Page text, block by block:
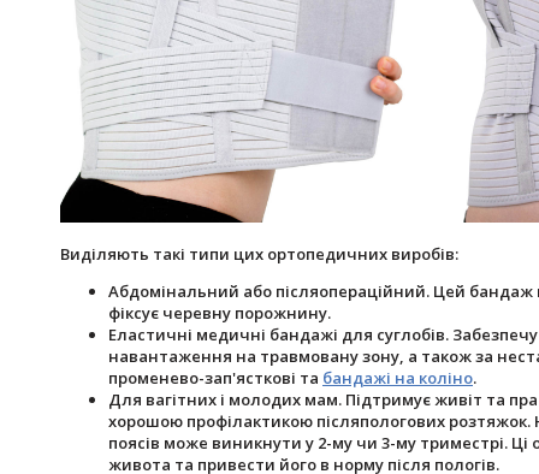
Виділяють такі типи цих ортопедичних виробів:
Абдомінальний або післяопераційний. Цей бандаж
фіксує черевну порожнину.
Еластичні медичні бандажі для суглобів.
навантаження на травмовану зону, а також за
променево-зап'ясткові та бандажі на коліно.
Для вагітних і молодих мам. Підтримує живіт та
хорошою профілактикою післяпологових розтяжок.
поясів може виникнути у 2-му чи 3-му триместрі.
живота та привести його в норму після пологів.